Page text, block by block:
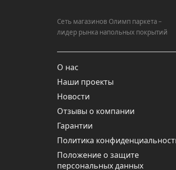
Сеть магазинов Олимп паркета –
лидер рынка напольных покрытий
О нас
Наши проекты
Новости
Отзывы о компании
Гарантии
Политика
Положение о защите
персональных данных